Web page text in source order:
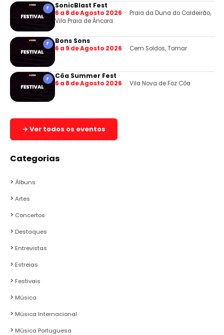
F SonicBlast Fest
6 a 8 de Agosto 2026
Praia da Duna do Caldeirão,
Vila Praia de Âncora
F Bons Sons
6 a 9 de Agosto 2026 Cem Soldos, Tomar
F Côa Summer Fest
6 a 8 de Agosto 2026 Vila Nova de Foz Côa
→ Ver todos os eventos
Categorias
Álbuns
Artes
Concertos
Destaques
Entrevistas
Estreias
Festivais
Música
Música Internacional
Música Portuguesa